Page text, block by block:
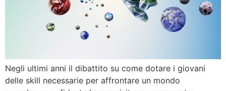
Negli ultimi anni il dibattito su come dotare i giovani
delle skill necessarie per affrontare un mondo